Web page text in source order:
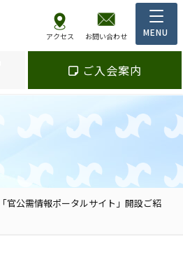
アクセス お問い合わせ
ご入会案内
「官公需情報ポータルサイト」開設ご紹